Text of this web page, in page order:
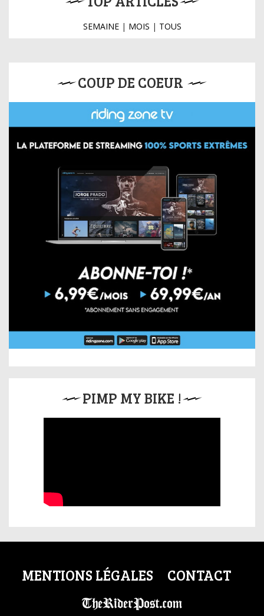
SEMAINE| MOIS | TOUS
COUP DE COEUR
PIMP MY BIKE !
MENTIONS LÉGALES CONTACT